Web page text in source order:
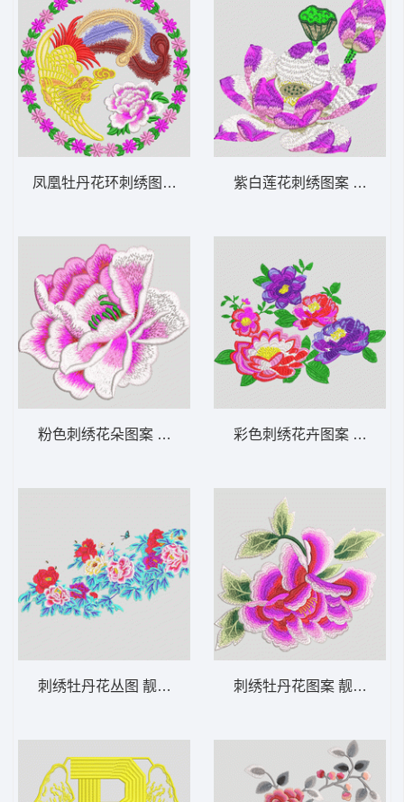
凤凰牡丹花环刺绣图案 凤凰
粉色刺绣花朵图案 靓花朵
刺绣牡丹花丛图 靓花 精品 牡丹花 花开富贵
紫白莲花刺绣图案 靓花 荷
彩色刺绣花卉图案 靓花
刺绣牡丹花图案 靓花 旗袍